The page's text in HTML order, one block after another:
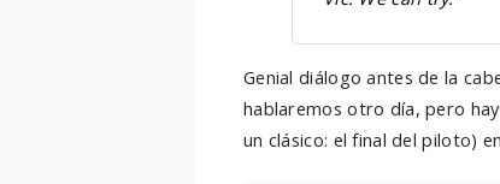
Genial diálogo antes de la
hablaremos otro día, pero
un clásico: el final del piloto)